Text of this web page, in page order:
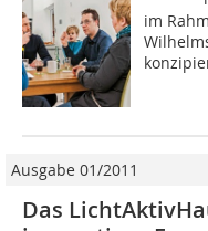
im
Ausgabe 01/2011
Das